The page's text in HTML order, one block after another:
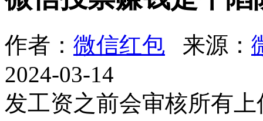
作者： 微信红包 来源：
2024-03-14
发工资之前会审核所有